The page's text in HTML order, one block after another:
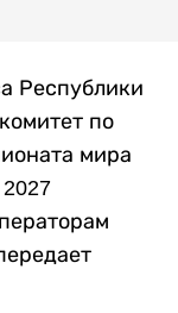
Республики
по
мира